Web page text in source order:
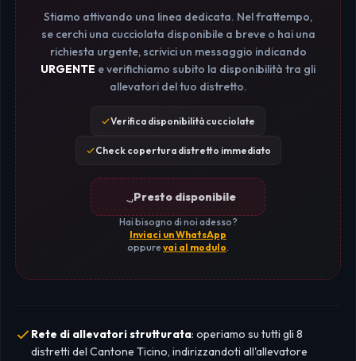
Stiamo attivando una linea dedicata. Nel frattempo,
se cerchi una cucciolata disponibile a breve o hai una
richiesta urgente, scrivici un messaggio indicando
URGENTE e verifichiamo subito la disponibilità tra gli
allevatori del tuo distretto.
Verifica disponibilità cucciolate
Check copertura distretto immediato
Presto disponibile
Hai bisogno di noi adesso?
Inviaci un WhatsApp
oppurevai al modulo.
Rete di allevatori strutturata: operiamo su tutti gli 8
distretti del Cantone Ticino, indirizzandoti all'allevatore